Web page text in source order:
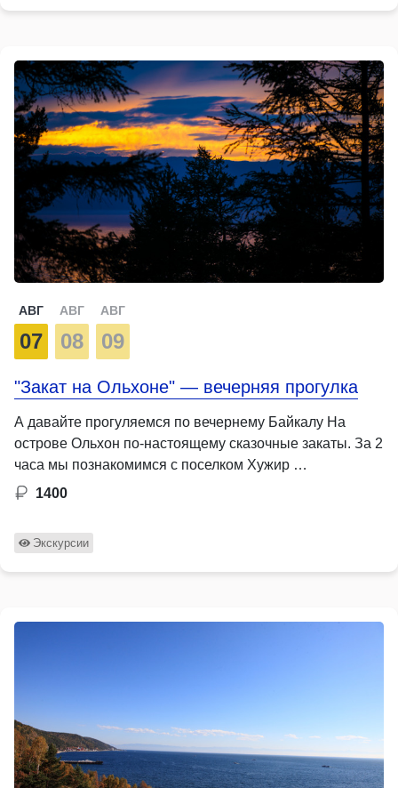
АВГ
07
АВГ
08
АВГ
09
"Закат на Ольхоне" — вечерняя прогулка
А давайте прогуляемся по вечернему Байкалу На
острове Ольхон по-настоящему сказочные закаты. За 2
часа мы познакомимся с поселком Хужир …
1400
Экскурсии